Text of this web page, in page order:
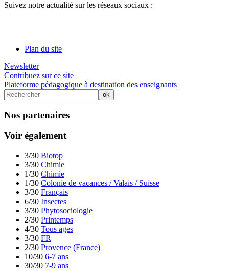
Suivez notre actualité sur les réseaux sociaux :
Plan du site
Newsletter
Contribuez sur ce site
Plateforme pédagogique à destination des enseignants
Nos partenaires
Voir également
3/30 Biotop
3/30 Chimie
1/30 Chimie
1/30 Colonie de vacances / Valais / Suisse
3/30 Français
6/30 Insectes
3/30 Phytosociologie
2/30 Printemps
4/30 Tous ages
3/30 FR
2/30 Provence (France)
10/30 6-7 ans
30/30 7-9 ans